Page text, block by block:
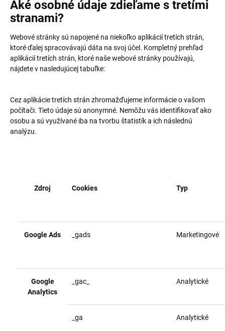
Aké osobné údaje zdieľame s tretími
stranami?
Webové stránky sú napojené na niekoľko aplikácií tretích strán,
ktoré ďalej spracovávajú dáta na svoj účel. Kompletný prehľad
aplikácií tretích strán, ktoré naše webové stránky používajú,
nájdete v nasledujúcej tabuľke:
Cez aplikácie tretích strán zhromažďujeme informácie o vašom
počítači. Tieto údaje sú anonymné. Nemôžu vás identifikovať ako
osobu a sú využívané iba na tvorbu štatistík a ich následnú
analýzu.
Zdroj Cookies Typ
Google Ads _gads Marketingové
Google
Analytics
_gac_ Analytické
_ga Analytické